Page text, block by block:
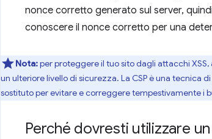
nonce corretto generato sul server,
conoscere il nonce corretto per una
Nota:per proteggere il tuo sito dagli attacchi
un ulteriore livello di sicurezza. La CSP è una tecnica di
sostituto per evitare e correggere tempestivamente i
Perché dovresti utilizzare